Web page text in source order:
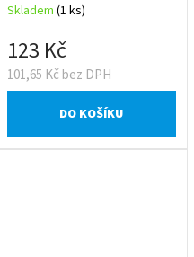
Skladem (1 ks)
101,65 Kč bez DPH
123 Kč
DO KOŠÍKU